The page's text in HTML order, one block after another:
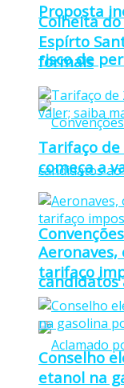
Proposta
risco de
candidatos
Colheita
Espírto
formais
Tarifaço de
começa a
tarifaço
Conselho
etanol na